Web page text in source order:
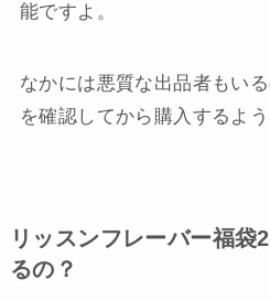
能ですよ。
なかには悪質な出品者もい
を確認してから購入するよう
リッスンフレーバー福袋
るの？